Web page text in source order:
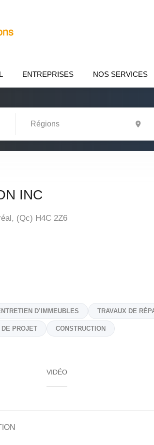
ENTREPRISES NOS SERVICES
INC
(Qc) H4C 2Z6
D’IMMEUBLES TRAVAUX DE
PROJET CONSTRUCTION
VIDÉO